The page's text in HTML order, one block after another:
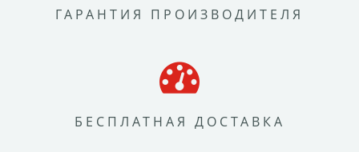
ГАРАНТИЯ ПРОИЗВОДИТЕЛЯ
БЕСПЛАТНАЯ ДОСТАВКА